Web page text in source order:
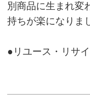
別商品に生まれ変
持ちが楽になりま
●リユース・リサ